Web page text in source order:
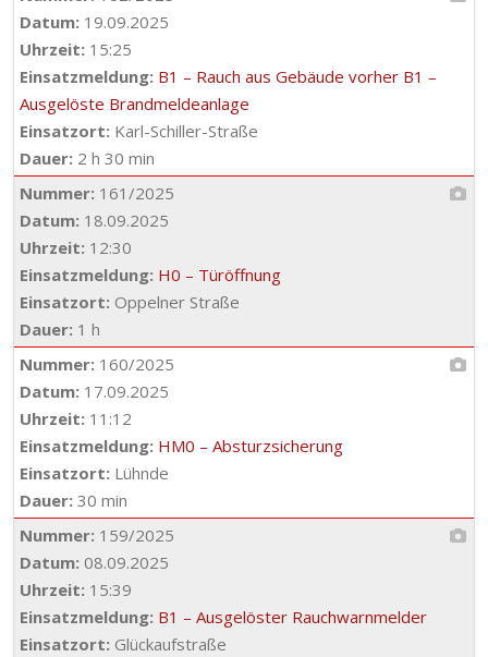
Datum: 19.09.2025
Uhrzeit: 15:25
Einsatzmeldung: B1 – Rauch aus Gebäude vorher B1 –
Ausgelöste Brandmeldeanlage
Einsatzort: Karl-Schiller-Straße
Dauer: 2 h 30 min
Nummer: 161/2025
Datum: 18.09.2025
Uhrzeit: 12:30
Einsatzmeldung: H0 – Türöffnung
Einsatzort: Oppelner Straße
Dauer: 1 h
Nummer: 160/2025
Datum: 17.09.2025
Uhrzeit: 11:12
Einsatzmeldung: HM0 – Absturzsicherung
Einsatzort: Lühnde
Dauer: 30 min
Nummer: 159/2025
Datum: 08.09.2025
Uhrzeit: 15:39
Einsatzmeldung: B1 – Ausgelöster Rauchwarnmelder
Einsatzort: Glückaufstraße